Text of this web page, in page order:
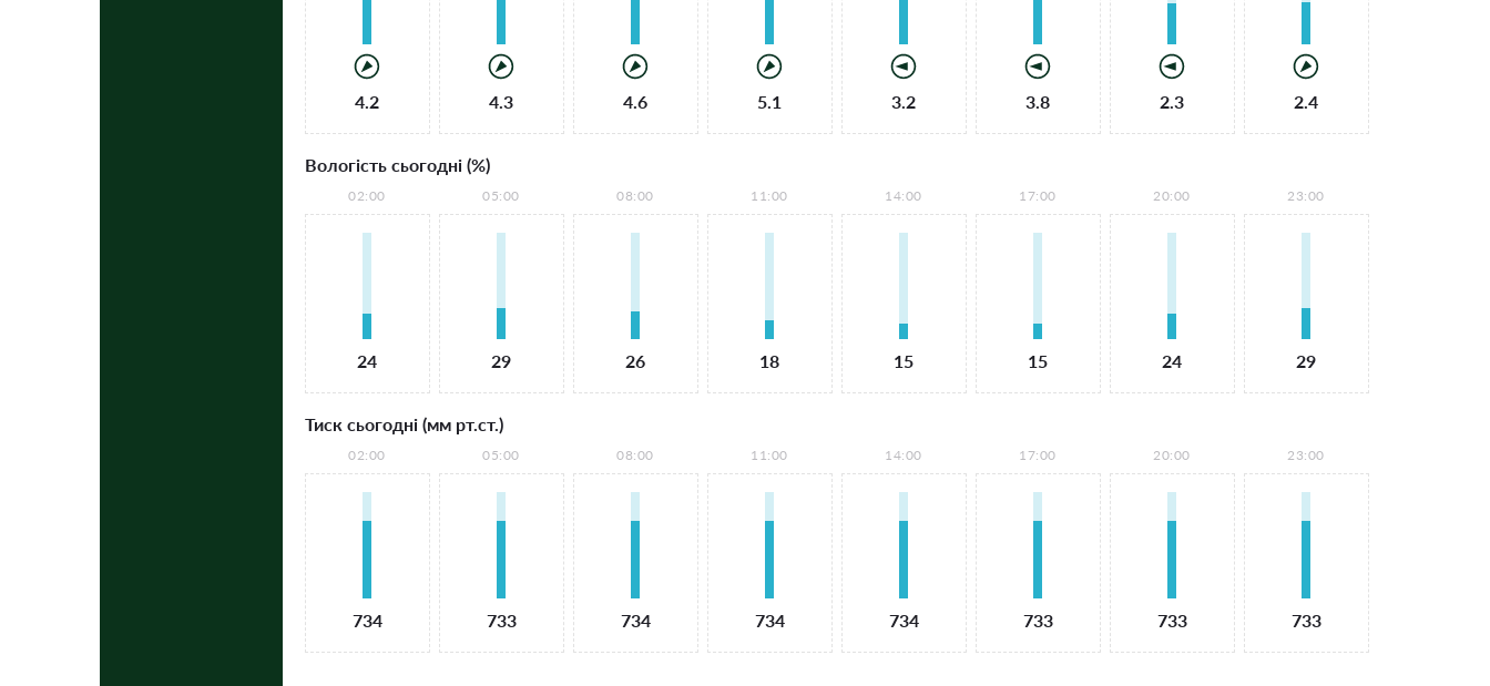
4.2 4.3 4.6 5.1 3.2 3.8 2.3 2.4
Вологість сьогодні (%)
02:00
24
05:00
29
08:00
26
11:00
18
14:00
15
17:00
15
20:00
24
23:00
29
Тиск сьогодні (мм рт.ст.)
02:00
734
05:00
733
08:00
734
11:00
734
14:00
734
17:00
733
20:00
733
23:00
733